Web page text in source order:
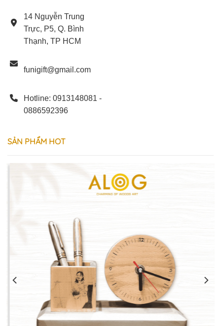
14 Nguyễn Trung
Trực, P5, Q. Bình
Thạnh, TP HCM
funigift@gmail.com
Hotline: 0913148081 -
0886592396
SẢN PHẨM HOT